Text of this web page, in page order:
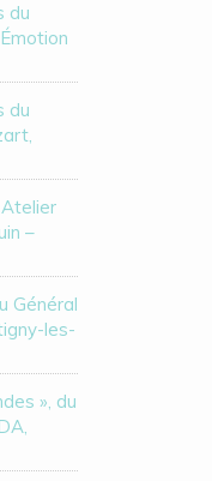
du
du
–
Général
les-
», du